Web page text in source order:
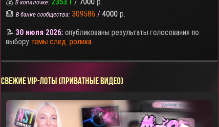
💰В копилочке: 2353.1 / 7000 р.
🏦В банке сообщества: 309586 / 4000 р.
📝30 июля 2026: опубликованы результаты голосования по
выборутемы след. ролика
СВЕЖИЕ VIP-ЛОТЫ (ПРИВАТНЫЕ ВИДЕО)